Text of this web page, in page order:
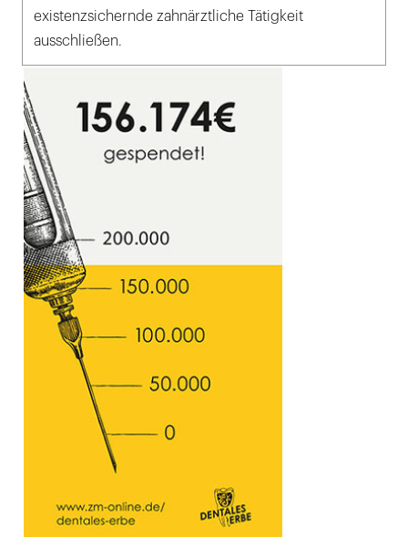
existenzsichernde zahnärztliche Tätigkeit
ausschließen.